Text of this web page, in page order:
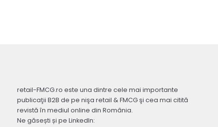
retail-FMCG.ro este una dintre cele mai importante
publicaţii B2B de pe nişa retail & FMCG şi cea mai citită
revistă în mediul online din România.
Ne găsești și pe LinkedIn: